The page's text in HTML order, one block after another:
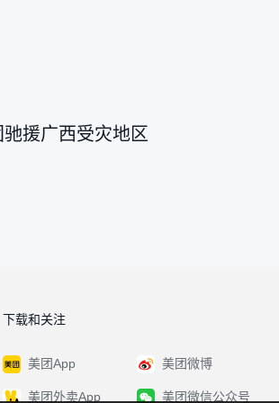
援广西受灾地区
下载和关注
美团App
美团外卖App
美团微博
美团微信公众号